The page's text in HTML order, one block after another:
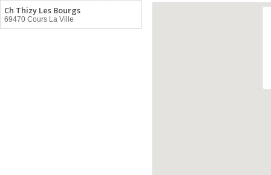
Ch Thizy Les Bourgs
69470 Cours La Ville